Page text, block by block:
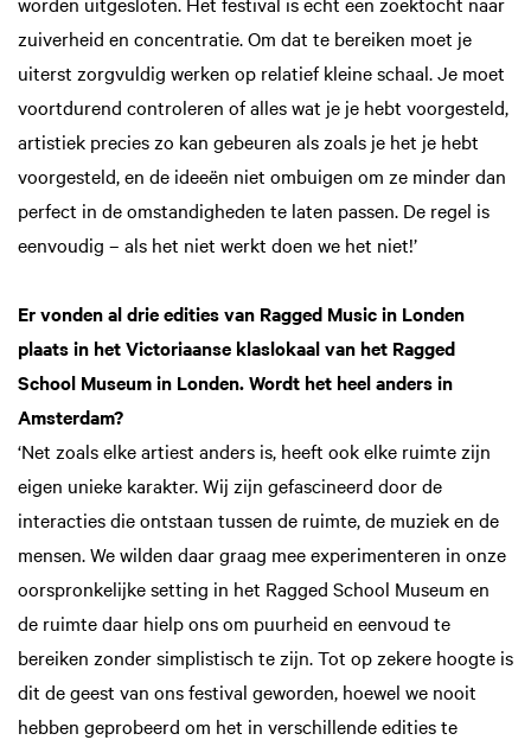
zuiverheid en concentratie. Om dat te bereiken moet je
uiterst zorgvuldig werken op relatief kleine schaal. Je moet
voortdurend controleren of alles wat je je hebt voorgesteld,
artistiek precies zo kan gebeuren als zoals je het je hebt
voorgesteld, en de ideeën niet ombui­gen om ze minder dan
perfect in de omstandigheden te laten passen. De regel is
eenvoudig – als het niet werkt doen we het niet!’
Er vonden al drie edities van Ragged Music in Londen
plaats in het Victoriaanse klaslokaal van het Ragged
School Museum in Londen. Wordt het heel anders in
Amsterdam?
‘Net zoals elke artiest anders is, heeft ook elke ruimte zijn
eigen unieke karakter. Wij zijn gefascineerd door de
interacties die ontstaan tussen de ruimte, de muziek en de
mensen. We wilden daar graag mee experimente­ren in onze
oorspronkelijke setting in het Ragged School Museum en
de ruimte daar hielp ons om puurheid en een­voud te
bereiken zonder simplistisch te zijn. Tot op zekere hoogte is
dit de geest van ons festival geworden, hoewel we nooit
hebben geprobeerd om het in verschillende edities te